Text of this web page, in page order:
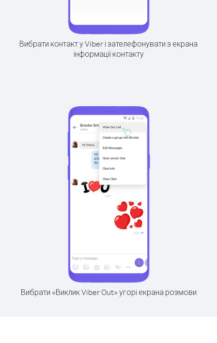
Вибрати контакт у Viber і зателефонувати з екрана
інформації контакту
Вибрати «Виклик Viber Out» угорі екрана розмови